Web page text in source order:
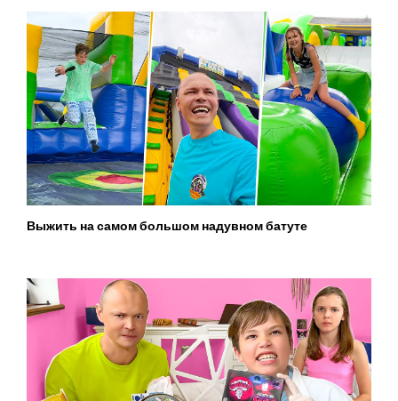
Выжить на самом большом надувном батуте